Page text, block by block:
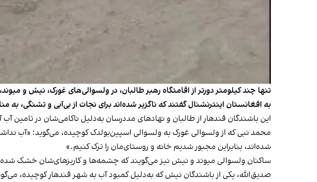
تنها چند کیلومتر دورتر از اقامتگاه رهبر طالبان، در ولسوالی‌های غورک، نیش و
به افغانستان اینترنشنال گفتند که ناگزیر شده‌اند برای نجات از بی‌آبی و تشنگی، به
این باشندگان قندهار از طالبان و نهادهای مددرسان به‌دلیل ناکامی‌شان در تامین
محمد نبی که از ولسوالی غورک به ولسوالی اسپین‌بولدک کوچیده، می‌گوید: «آب
شده‌اند، بنابراین مجبور شدیم خانه و روستای‌مان را ترک کنیم.»
ساکنان ولسوالی میوند و نیش نیز می‌گویند که چشمه‌ها و کاریزهای‌شان خشک
صدیق‌الله، یکی از باشندگان نیش که به‌دلیل کمبود آب به شهر قندهار کوچیده،